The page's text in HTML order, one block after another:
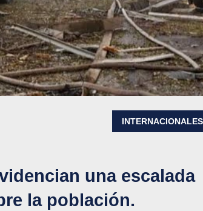
INTERNACIONALES
una escalada
la población.